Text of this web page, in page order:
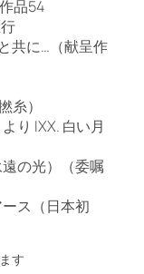
品54
共に…（献呈作
糸）
り IXX. 白い月
の光）（委嘱
ス（日本初
す